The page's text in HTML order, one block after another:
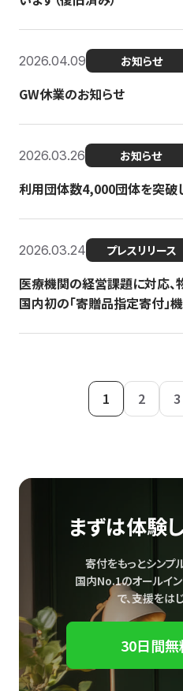
2026.04.09 お知らせ
GW休業のお知らせ
2026.03.26 お知らせ
利用団体数4,000団体を突破
2026.03.24 プレスリリース
医療機関の経営課題に対応
国内初の「寄贈品指定寄付」
1 2 3
まずは体験
寄付をもっとシンプ
国内No.1のオールイ
で、支援をはじ
30日間無